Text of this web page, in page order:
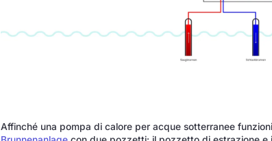
Affinché una pompa di calore per acque sotterranee